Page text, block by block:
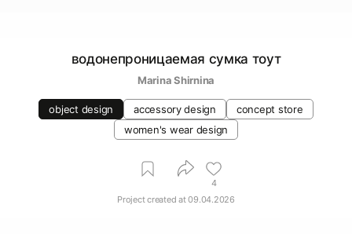
водонепроницаемая сумка тоут
Marina Shirnina
object design accessory design
concept store
women's wear design
4
Project created at09.04.2026